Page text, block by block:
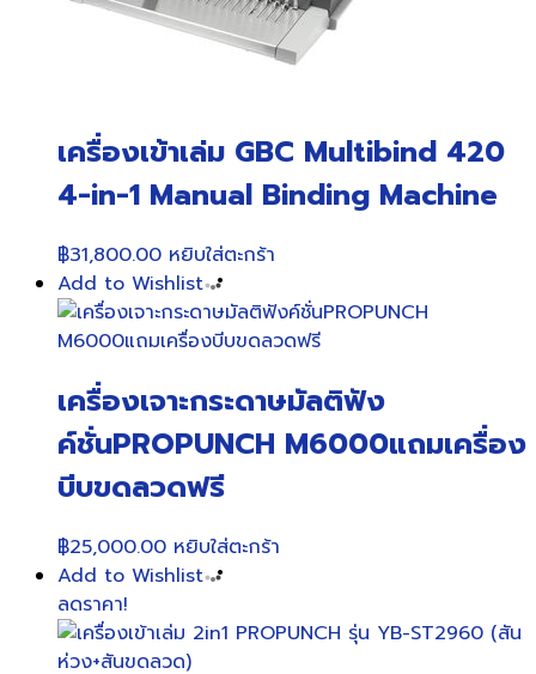
เครื่องเข้าเล่ม GBC Multibind 420
4-in-1 Manual Binding Machine
฿31,800.00 หยิบใส่ตะกร้า
Add to Wishlist
เครื่องเจาะกระดาษมัลติฟัง
ค์ชั่นPROPUNCH M6000แถมเครื่อง
บีบขดลวดฟรี
฿25,000.00 หยิบใส่ตะกร้า
Add to Wishlist
ลดราคา!